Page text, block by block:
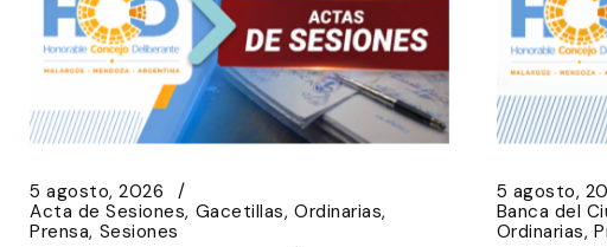
5 agosto, 2026
Acta de Sesiones Gacetillas Ordinarias
Prensa Sesiones
5 agosto,
Banca del
Ordinarias